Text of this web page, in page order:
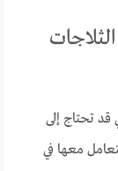
قد تحتاج إلى
معها في